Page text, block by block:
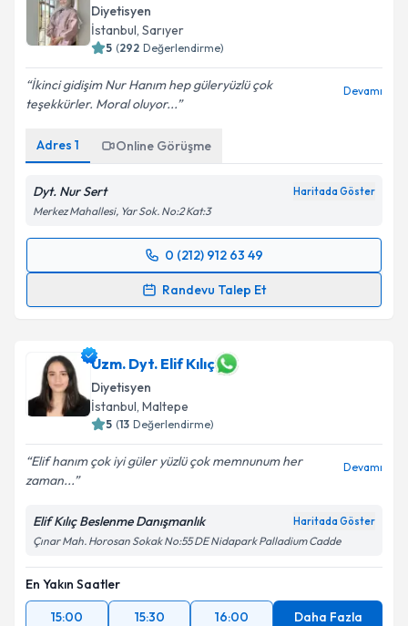
Diyetisyen
İstanbul , Sarıyer
5 (292 Değerlendirme)
İkinci gidişim Nur Hanım hep güleryüzlü çok
teşekkürler. Moral oluyor...
Devamı
Adres 1 Online Görüşme
Dyt. Nur Sert Haritada Göster
Merkez Mahallesi, Yar Sok. No:2 Kat:3
0 (212) 912 63 49
Randevu Talep Et
Randevu Takvimi Talebi
hazırlandığında e-posta ile bilgilendireceğiz.
E-posta Adresiniz
kapsamda işlenmesini kabul ediyorum.
Uzm. Dyt. Elif Kılıç
Diyetisyen
İstanbul , Maltepe
5 (13 Değerlendirme)
Elif hanım çok iyi güler yüzlü çok memnunum her
zaman...
Devamı
Elif Kılıç Beslenme Danışmanlık Haritada Göster
Çınar Mah. Horosan Sokak No:55 DE Nidapark Palladium Cadde
En Yakın Saatler
15:00
15:30 16:00 Daha Fazla